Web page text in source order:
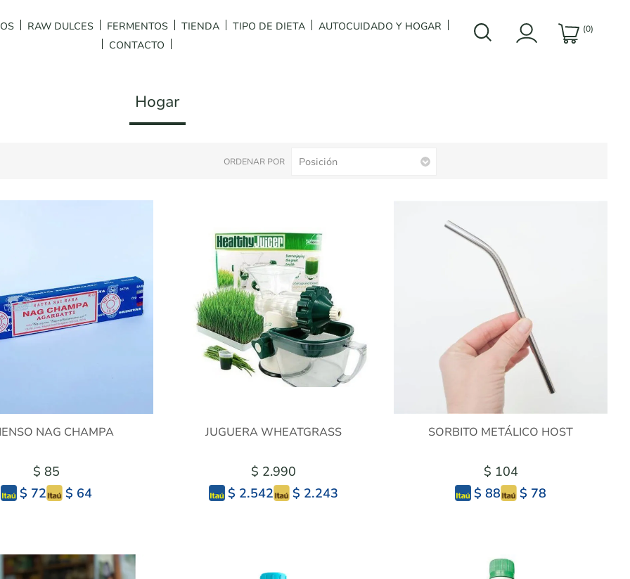
RAW DULCES FERMENTOS TIENDA TIPO DE DIETA
AUTOCUIDADO Y HOGAR
CONTACTO
(0)
Hogar
ORDENAR POR
NAG CHAMPA
$ 85
$ 72
$ 64
JUGUERA WHEATGRASS
$ 2.990
$ 2.542
$ 2.243
SORBITO METÁLICO HOST
$ 104
$ 88
$ 78